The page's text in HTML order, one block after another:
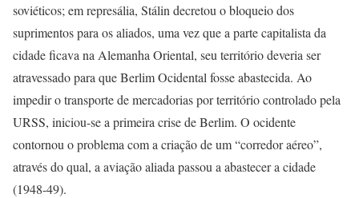
soviéticos; em represália, Stálin decretou o bloqueio dos
suprimentos para os aliados, uma vez que a parte capitalista da
cidade ficava na Alemanha Oriental, seu território deveria ser
atravessado para que Berlim Ocidental fosse abastecida. Ao
impedir o transporte de mercadorias por território controlado pela
URSS, iniciou-se a primeira crise de Berlim. O ocidente
contornou o problema com a criação de um “corredor aéreo”,
através do qual, a aviação aliada passou a abastecer a cidade
(1948-49).